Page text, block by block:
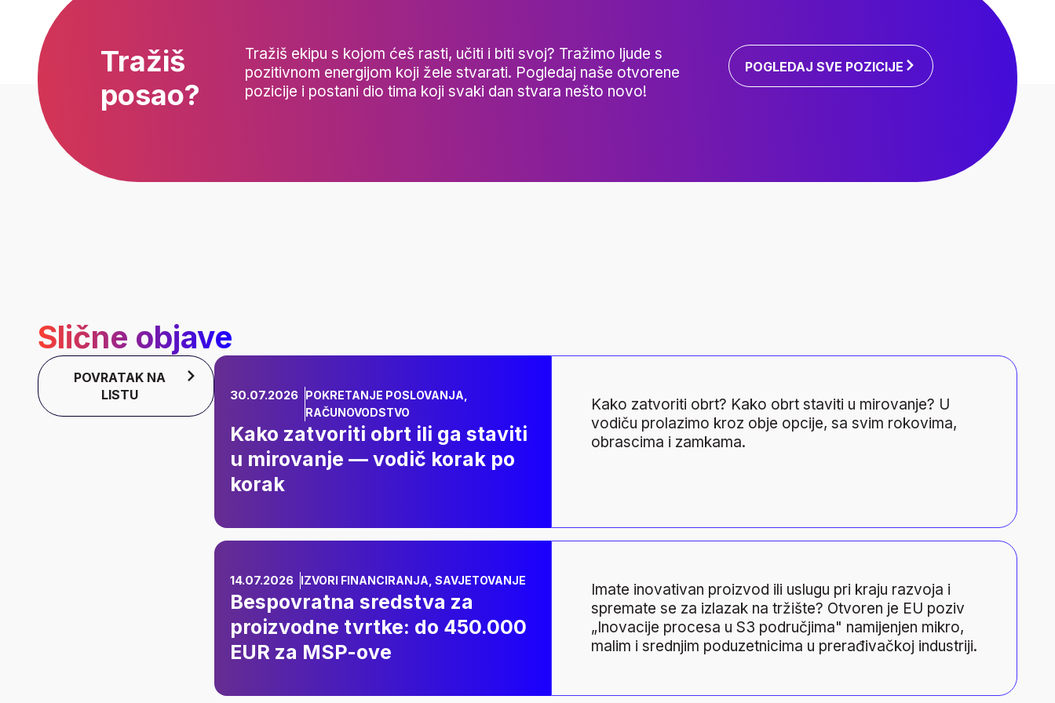
Tražiš
posao?
Tražiš ekipu s kojom ćeš rasti, učiti i biti svoj? Tražimo ljude s
pozitivnom energijom koji žele stvarati. Pogledaj naše otvorene
pozicije i postani dio tima koji svaki dan stvara nešto novo!
POGLEDAJ SVE POZICIJE
Slične objave
POVRATAK NA
LISTU
Kako zatvoriti obrt ili ga staviti u mirovanje — vodič
korak po korak
30.07.2026 POKRETANJE POSLOVANJA
RAČUNOVODSTVO
Kako zatvoriti obrt ili ga staviti
u mirovanje — vodič korak po
korak
Kako zatvoriti obrt? Kako obrt staviti u mirovanje? U
vodiču prolazimo kroz obje opcije, sa svim rokovima,
obrascima i zamkama.
Bespovratna sredstva za proizvodne tvrtke: do
450.000 EUR za MSP-ove
14.07.2026 IZVORI FINANCIRANJA ,SAVJETOVANJE
Bespovratna sredstva za
proizvodne tvrtke: do 450.000
EUR za MSP-ove
Imate inovativan proizvod ili uslugu pri kraju razvoja i
spremate se za izlazak na tržište? Otvoren je EU poziv
„Inovacije procesa u S3 područjima" namijenjen mikro,
malim i srednjim poduzetnicima u prerađivačkoj industriji.